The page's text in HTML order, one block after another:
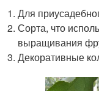
Для
Сорта, что
выращивания
Декоративные